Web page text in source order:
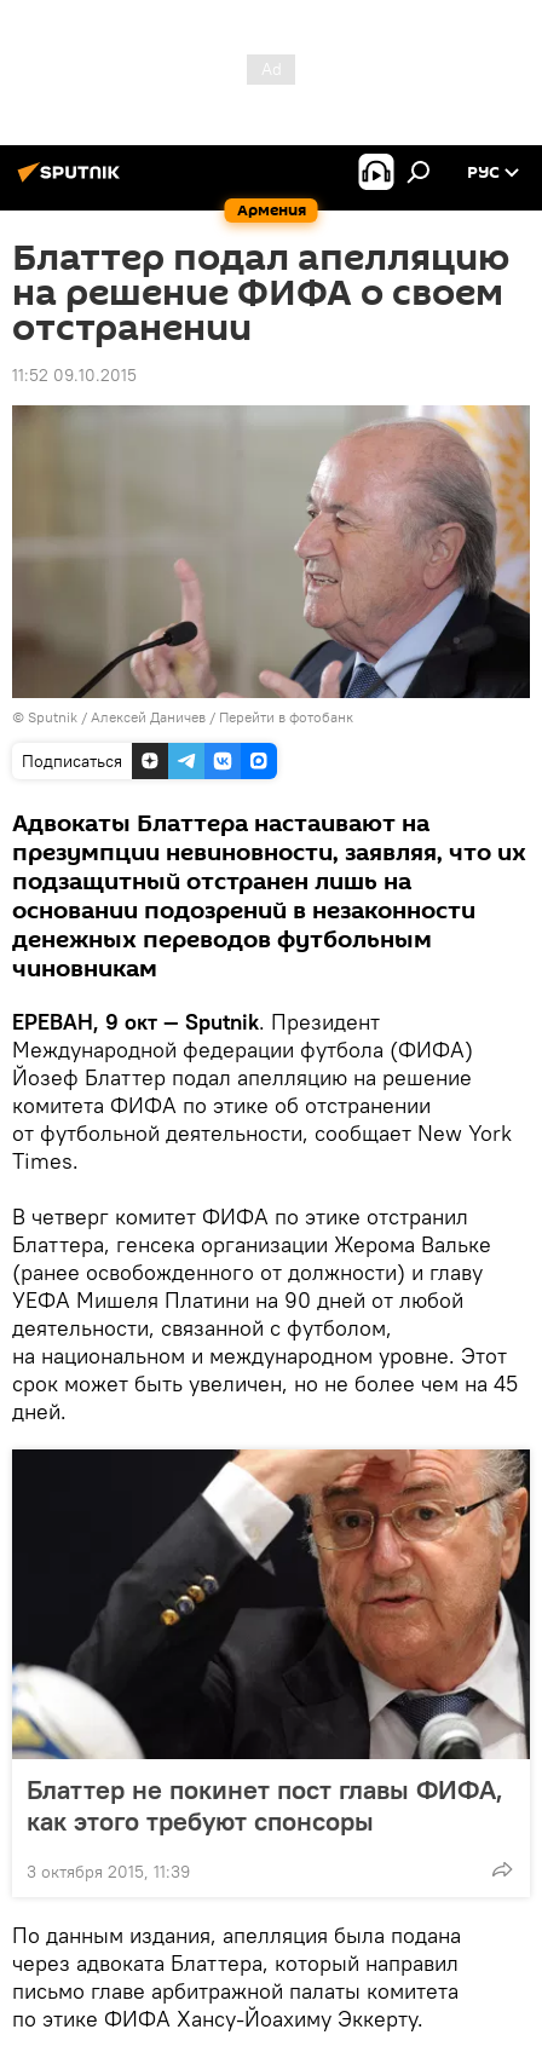
Армения
РУС
Блаттер подал апелляцию
на решение ФИФА о своем
отстранении
11:52 09.10.2015
© Sputnik / Алексей Даничев / Перейти в фотобанк
Подписаться
Адвокаты Блаттера настаивают на
презумпции невиновности, заявляя, что их
подзащитный отстранен лишь на
основании подозрений в незаконности
денежных переводов футбольным
чиновникам
ЕРЕВАН, 9 окт — Sputnik. Президент
Международной федерации футбола (ФИФА)
Йозеф Блаттер подал апелляцию на решение
комитета ФИФА по этике об отстранении
от футбольной деятельности, сообщает New York
Times.
В четверг комитет ФИФА по этике отстранил
Блаттера, генсека организации Жерома Вальке
(ранее освобожденного от должности) и главу
УЕФА Мишеля Платини на 90 дней от любой
деятельности, связанной с футболом,
на национальном и международном уровне. Этот
срок может быть увеличен, но не более чем на 45
дней.
Блаттер не покинет пост главы ФИФА,
как этого требуют спонсоры
3 октября 2015, 11:39
По данным издания, апелляция была подана
через адвоката Блаттера, который направил
письмо главе арбитражной палаты комитета
по этике ФИФА Хансу-Йоахиму Эккерту.